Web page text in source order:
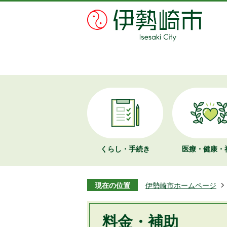
くらし・手続き 医療・健康・
現在の位置 伊勢崎市ホームページ
料金・補助